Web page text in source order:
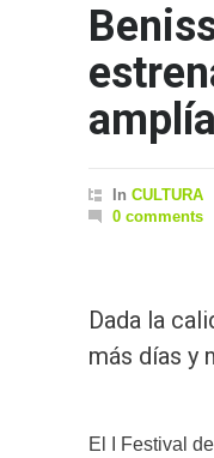
In CULTURA
0 comments
Dada la
más días y
El I Festival